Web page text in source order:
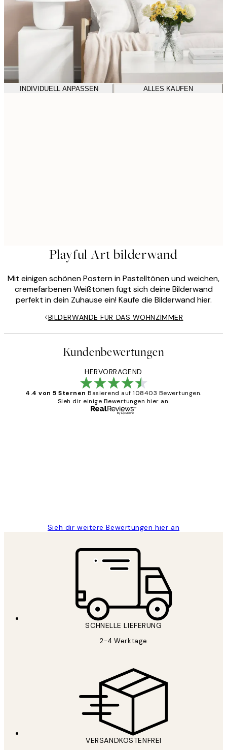
INDIVIDUELL ANPASSEN ALLES KAUFEN
Playful Art bilderwand
Mit einigen schönen Postern in Pastelltönen und weichen,
cremefarbenen Weißtönen fügt sich deine Bilderwand
perfekt in dein Zuhause ein! Kaufe die Bilderwand hier.
BILDERWÄNDE FÜR DAS WOHNZIMMER
Kundenbewertungen
HERVORRAGEND
4.4 von 5 Sternen Basierend auf 108403 Bewertungen.
Sieh dir einige Bewertungen hier an.
Sieh dir weitere Bewertungen hier an
SCHNELLE LIEFERUNG
2-4 Werktage
VERSANDKOSTENFREI